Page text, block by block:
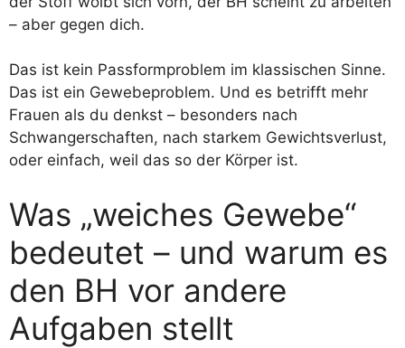
– aber gegen dich.
Das ist kein Passformproblem im klassischen Sinne.
Das ist ein Gewebeproblem. Und es betrifft mehr
Frauen als du denkst – besonders nach
Schwangerschaften, nach starkem Gewichtsverlust,
oder einfach, weil das so der Körper ist.
Was „weiches Gewebe“
bedeutet – und warum es
den BH vor andere
Aufgaben stellt